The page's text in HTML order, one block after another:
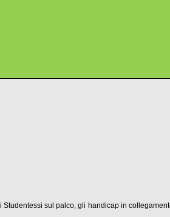
sul palco, gli handicap in